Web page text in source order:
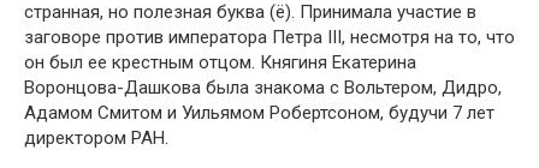
странная, но полезная буква (ё). Принимала участие в
заговоре против императора Петра III, несмотря на то, что
он был ее крестным отцом. Княгиня Екатерина
Воронцова-Дашкова была знакома с Вольтером, Дидро,
Адамом Смитом и Уильямом Робертсоном, будучи 7 лет
директором РАН.